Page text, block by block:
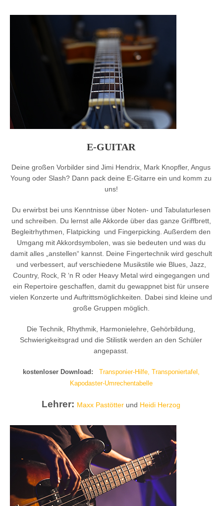
E-GUITAR
Deine großen Vorbilder sind Jimi Hendrix, Mark Knopfler, Angus
Young oder Slash? Dann pack deine E-Gitarre ein und komm zu
uns!
Du erwirbst bei uns Kenntnisse über Noten- und Tabulaturlesen
und schreiben. Du lernst alle Akkorde über das ganze Griffbrett,
Begleitrhythmen, Flatpicking und Fingerpicking. Außerdem den
Umgang mit Akkordsymbolen, was sie bedeuten und was du
damit alles „anstellen“ kannst. Deine Fingertechnik wird geschult
und verbessert, auf verschiedene Musikstile wie Blues, Jazz,
Country, Rock, R ‘n R oder Heavy Metal wird eingegangen und
ein Repertoire geschaffen, damit du gewappnet bist für unsere
vielen Konzerte und Auftrittsmöglichkeiten. Dabei sind kleine und
große Gruppen möglich.
Die Technik, Rhythmik, Harmonielehre, Gehörbildung,
Schwierigkeitsgrad und die Stilistik werden an den Schüler
angepasst.
kostenloser Download:
Transponier-Hilfe, Transponiertafel,
Kapodaster-Umrechentabelle
Lehrer: Maxx Pastötter und Heidi Herzog